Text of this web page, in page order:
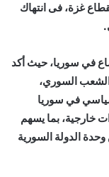
غزة، فى انتهاك
في سوريا، حيث أكد
السوري،
في سوريا
خارجية، بما يسهم
الدولة السورية